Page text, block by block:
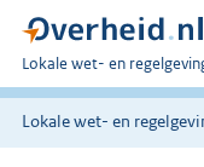
U
bent
hier:
Lokale wet- en
Lokale wet- en